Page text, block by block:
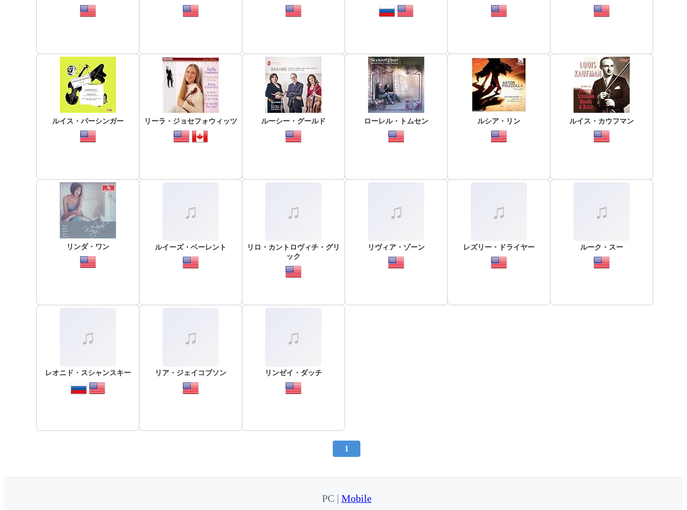
ルイス・パーシンガー リーラ・ジョセフォウィッツ ルーシー・グールド ローレル・トムセン ルシア・リン ルイス・カウフマン
リンダ・ワン ルイーズ・ベーレント
リロ・カントロヴィチ・グリ
ック
リヴィア・ゾーン レズリー・ドライヤー ルーク・スー
レオニド・スシャンスキー リア・ジェイコブソン リンゼイ・ダッチ
1
PC | Mobile